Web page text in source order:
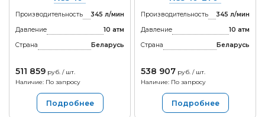
Производительность
345 л/мин
Давление
10 атм
Страна
Беларусь
511 859 руб. / шт.
Наличие: По запросу
Подробнее
Производительность
345 л/мин
Давление
10 атм
Страна
Беларусь
538 907 руб. / шт.
Наличие: По запросу
Подробнее